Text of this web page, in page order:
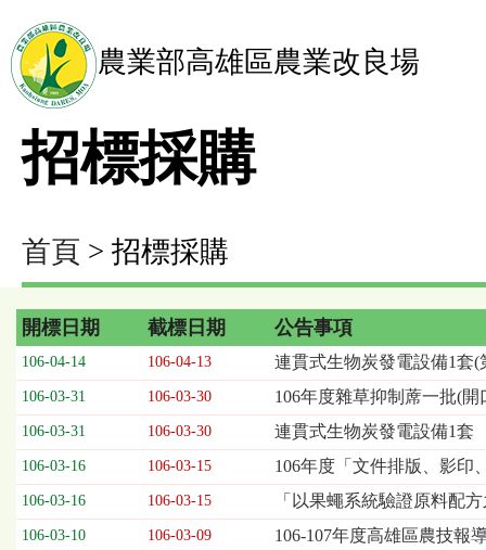
農業部高雄區農業改良場
招標採購
首頁 > 招標採購
招
標
採
購
列
表，
欄
位
依
開標日期 截標日期 公告事項
106-04-14 106-04-13 連貫式生物炭發電設備1套(
106-03-31 106-03-30 106年度雜草抑制蓆一批(開
106-03-31 106-03-30 連貫式生物炭發電設備1套
106-03-16 106-03-15 106年度「文件排版、影印
106-03-16 106-03-15 「以果蠅系統驗證原料配
106-03-10 106-03-09 106-107年度高雄區農技報